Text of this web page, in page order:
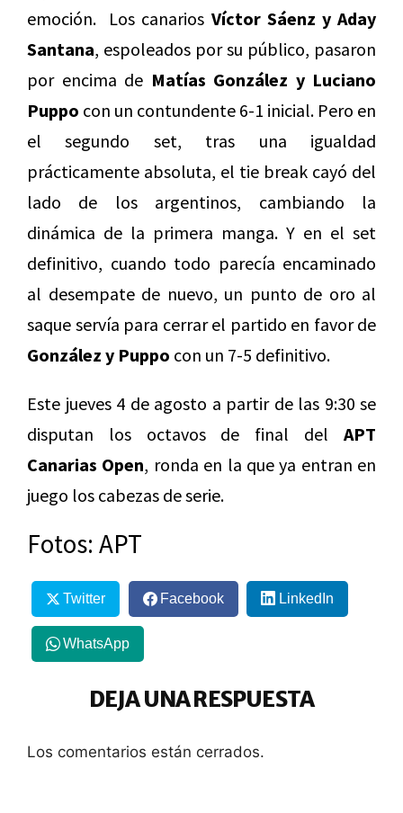
emoción. Los canarios Víctor Sáenz y Aday
Santana, espoleados por su público, pasaron
por encima de Matías González y Luciano
Puppo con un contundente 6-1 inicial. Pero en
el segundo set, tras una igualdad
prácticamente absoluta, el tie break cayó del
lado de los argentinos, cambiando la
dinámica de la primera manga. Y en el set
definitivo, cuando todo parecía encaminado
al desempate de nuevo, un punto de oro al
saque servía para cerrar el partido en favor de
González y Puppo con un 7-5 definitivo.
Este jueves 4 de agosto a partir de las 9:30 se
disputan los octavos de final del APT
Canarias Open, ronda en la que ya entran en
juego los cabezas de serie.
Fotos: APT
Twitter Facebook LinkedIn
WhatsApp
DEJA UNA RESPUESTA
Los comentarios están cerrados.